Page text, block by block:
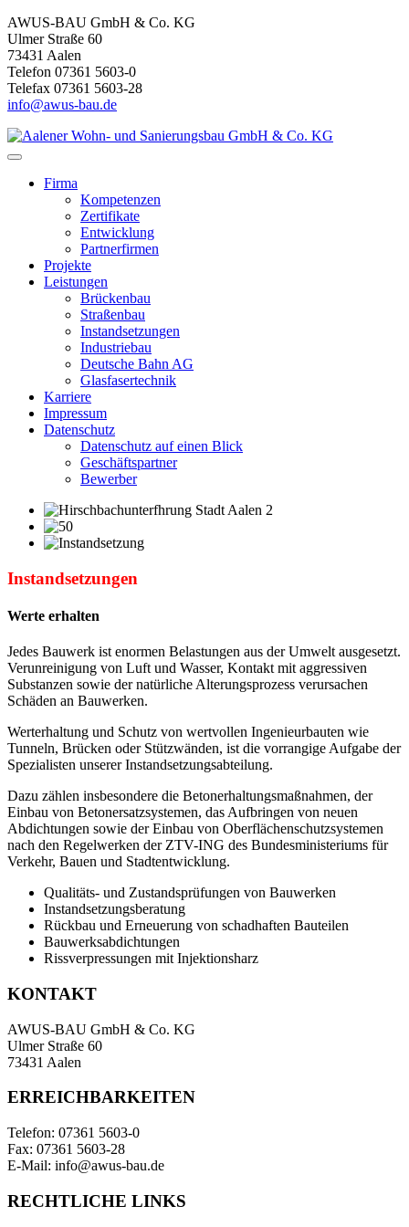
AWUS-BAU GmbH & Co. KG
Ulmer Straße 60
73431 Aalen
Telefon 07361 5603-0
Telefax 07361 5603-28
info@awus-bau.de
Firma
Kompetenzen
Zertifikate
Entwicklung
Partnerfirmen
Projekte
Leistungen
Brückenbau
Straßenbau
Instandsetzungen
Industriebau
Deutsche Bahn AG
Glasfasertechnik
Karriere
Impressum
Datenschutz
Datenschutz auf einen Blick
Geschäftspartner
Bewerber
Instandsetzungen
Werte erhalten
Jedes Bauwerk ist enormen Belastungen aus der Umwelt ausgesetzt.
Verunreinigung von Luft und Wasser, Kontakt mit aggressiven
Substanzen sowie der natürliche Alterungsprozess verursachen
Schäden an Bauwerken.
Werterhaltung und Schutz von wertvollen Ingenieurbauten wie
Tunneln, Brücken oder Stützwänden, ist die vorrangige Aufgabe der
Spezialisten unserer Instandsetzungsabteilung.
Dazu zählen insbesondere die Betonerhaltungsmaßnahmen, der
Einbau von Betonersatzsystemen, das Aufbringen von neuen
Abdichtungen sowie der Einbau von Oberflächenschutzsystemen
nach den Regelwerken der ZTV-ING des Bundesministeriums für
Verkehr, Bauen und Stadtentwicklung.
Qualitäts- und Zustandsprüfungen von Bauwerken
Instandsetzungsberatung
Rückbau und Erneuerung von schadhaften Bauteilen
Bauwerksabdichtungen
Rissverpressungen mit Injektionsharz
KONTAKT
AWUS-BAU GmbH & Co. KG
Ulmer Straße 60
73431 Aalen
ERREICHBARKEITEN
Telefon: 07361 5603-0
Fax: 07361 5603-28
E-Mail: info@awus-bau.de
RECHTLICHE LINKS